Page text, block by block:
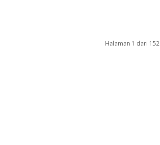
Halaman 1 dari 152